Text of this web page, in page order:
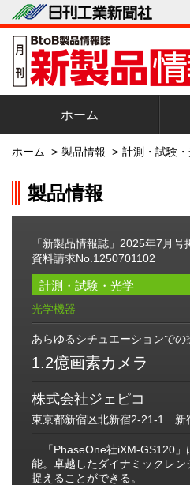
ホーム
ホーム > 製品情報 > 計測・試験
製品情報
「新製品情報誌」2025年7月号
資料請求No.1250701102
計測・試験・光学
光学機器
あらゆるシチュエーションでの
1.2億画素カメラ
株式会社ジェピコ
東京都新宿区北新宿2-21-1 新
「PhaseOne社iXM-GS120」
能。卓越したダイナミックレ
捉えることができる。